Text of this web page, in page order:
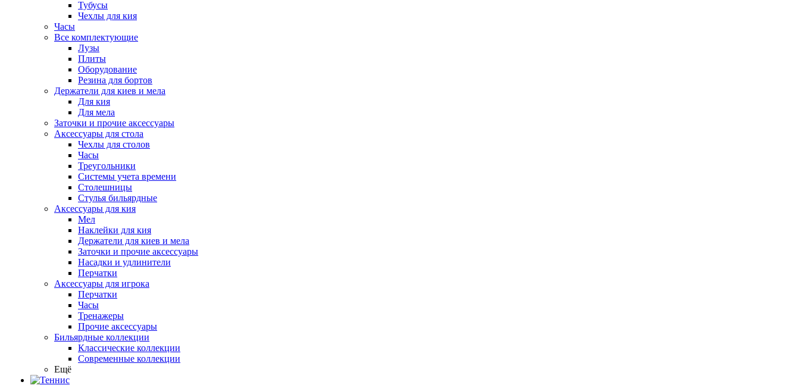
Тубусы
Чехлы для кия
Часы
Все комплектующие
Лузы
Плиты
Оборудование
Резина для бортов
Держатели для киев и мела
Для кия
Для мела
Заточки и прочие аксессуары
Аксессуары для стола
Чехлы для столов
Часы
Треугольники
Системы учета времени
Столешницы
Стулья бильярдные
Аксессуары для кия
Мел
Наклейки для кия
Держатели для киев и мела
Заточки и прочие аксессуары
Насадки и удлинители
Перчатки
Аксессуары для игрока
Перчатки
Часы
Тренажеры
Прочие аксессуары
Бильярдные коллекции
Классические коллекции
Современные коллекции
Ещё